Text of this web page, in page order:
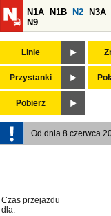
N1A
N1B N2 N3A
N9
Linie
Przystanki
Pobierz
Od dnia 8 czerwca
Czas przejazdu
dla: